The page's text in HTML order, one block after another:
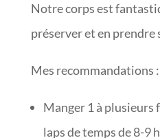
Notre corps est
préserver et en prendre
Mes recommandations :
Manger 1 à plusieurs
laps de temps de 8-9